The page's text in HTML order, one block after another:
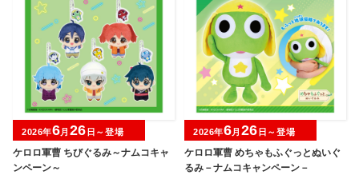
ケロロ軍曹 ちびぐるみ～ナムコキャ
ンペーン～
2026年6月 26 日～登場
ケロロ軍曹 めちゃもふぐっとぬいぐ
るみ－ナムコキャンペーン－
2026年6月 26 日～登場